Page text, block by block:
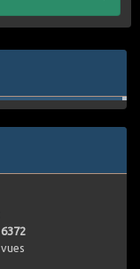
6372
vues